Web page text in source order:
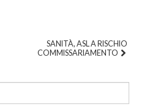
SANITÀ, ASL A RISCHIO
COMMISSARIAMENTO